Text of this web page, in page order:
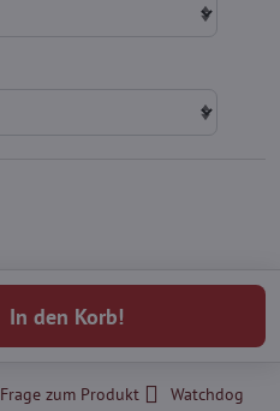
In den Korb!
Frage zum Produkt
Watchdog